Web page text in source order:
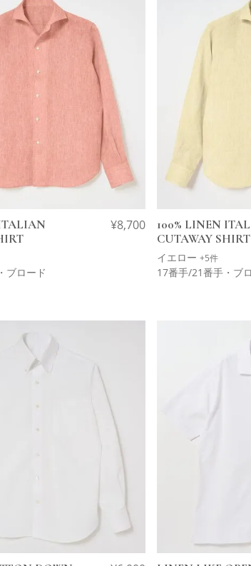
¥8,700
ブロード
100% LINEN
CUTAWAY SHIRT
イエロー +5件
17番手/21番手・ブ